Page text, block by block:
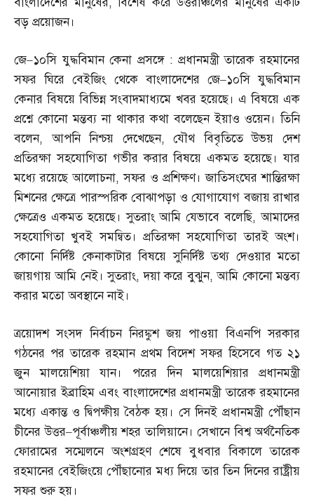
বড় প্রয়োজন।
জে–১০সি যুদ্ধবিমান কেনা প্রসঙ্গে : প্রধানমন্ত্রী তারেক রহমানের
সফর ঘিরে বেইজিং থেকে বাংলাদেশের জে–১০সি যুদ্ধবিমান
কেনার বিষয়ে বিভিন্ন সংবাদমাধ্যমে খবর হয়েছে। এ বিষয়ে এক
প্রশ্নে কোনো মন্তব্য না থাকার কথা বলেছেন ইয়াও ওয়েন। তিনি
বলেন,আপনি নিশ্চয় দেখেছেন,যৌথ বিবৃতিতে উভয় দেশ
প্রতিরক্ষা সহযোগিতা গভীর করার বিষয়ে একমত হয়েছে। যার
মধ্যে রয়েছে আলোচনা,সফর ও প্রশিক্ষণ। জাতিসংঘের শান্তিরক্ষা
মিশনের ক্ষেত্রে পারস্পরিক বোঝাপড়া ও যোগাযোগ বজায় রাখার
ক্ষেত্রেও একমত হয়েছে। সুতরাং আমি যেভাবে বলেছি,আমাদের
সহযোগিতা খুবই সমন্বিত। প্রতিরক্ষা সহযোগিতা তারই অংশ।
কোনো নির্দিষ্ট কেনাকাটার বিষয়ে সুনির্দিষ্ট তথ্য দেওয়ার মতো
জায়গায় আমি নেই। সুতরাং,দয়া করে বুঝুন,আমি কোনো মন্তব্য
করার মতো অবস্থানে নাই।
ত্রয়োদশ সংসদ নির্বাচন নিরঙ্কুশ জয় পাওয়া বিএনপি সরকার
গঠনের পর তারেক রহমান প্রথম বিদেশ সফর হিসেবে গত ২১
জুন মালয়েশিয়া যান। পরের দিন মালয়েশিয়ার প্রধানমন্ত্রী
আনোয়ার ইব্রাহিম এবং বাংলাদেশের প্রধানমন্ত্রী তারেক রহমানের
মধ্যে একান্ত ও দ্বিপক্ষীয় বৈঠক হয়। সে দিনই প্রধানমন্ত্রী পৌঁছান
চীনের উত্তর–পূর্বাঞ্চলীয় শহর তালিয়ানে। সেখানে বিশ্ব অর্থনৈতিক
ফোরামের সম্মেলনে অংশগ্রহণ শেষে বুধবার বিকালে তারেক
রহমানের বেইজিংয়ে পৌঁছানোর মধ্য দিয়ে তার তিন দিনের রাষ্ট্রীয়
সফর শুরু হয়।